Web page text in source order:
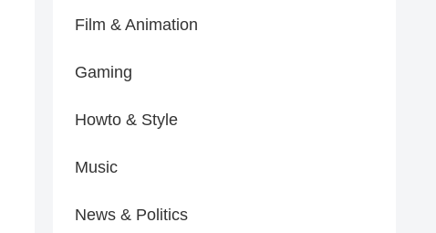
Film & Animation
Gaming
Howto & Style
Music
News & Politics